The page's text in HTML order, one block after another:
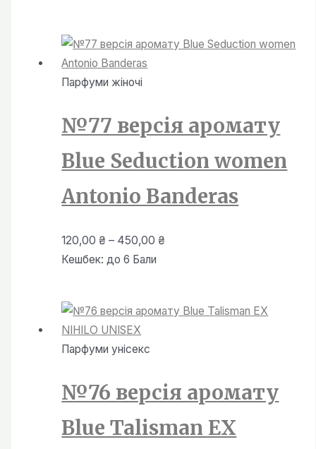
Парфуми жiночi
№77 версія аромату
Blue Seduction women
Antonio Banderas
120,00₴ – 450,00₴
до
Кешбек: до 6 Бали
Парфуми унiсекс
№76 версія аромату
Blue Talisman EX